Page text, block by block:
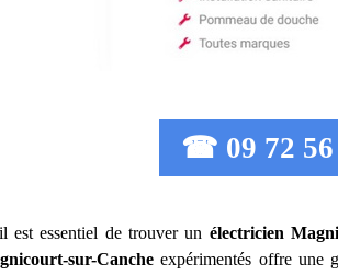
☎ 09 72 56
est essentiel de trouver un électricien
sur-Canche expérimentés offre une